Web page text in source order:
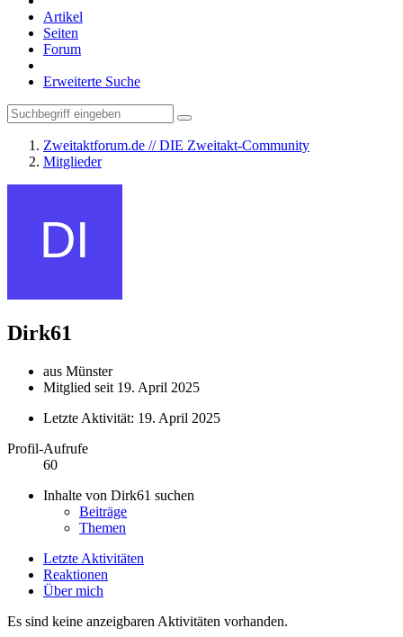
Artikel
Seiten
Forum
Erweiterte Suche
Zweitaktforum.de // DIE Zweitakt-Community
Mitglieder
Dirk61
aus Münster
Mitglied seit 19. April 2025
Letzte Aktivität: 19. April 2025
Profil-Aufrufe
60
Inhalte von Dirk61 suchen
Beiträge
Themen
Letzte Aktivitäten
Reaktionen
Über mich
Es sind keine anzeigbaren Aktivitäten vorhanden.